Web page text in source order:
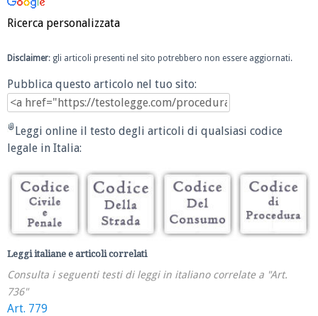
Ricerca personalizzata
Disclaimer: gli articoli presenti nel sito potrebbero non essere aggiornati.
Pubblica questo articolo nel tuo sito:
Leggi online il testo degli articoli di qualsiasi codice
legale in Italia:
Leggi italiane e articoli correlati
Consulta i seguenti testi di leggi in italiano correlate a "Art.
736"
Art. 779